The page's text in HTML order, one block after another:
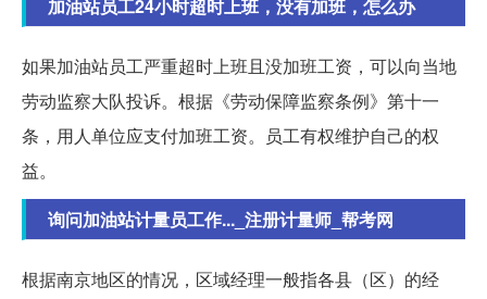
加油站员工24小时超时上班，没有加班，怎么办
如果加油站员工严重超时上班且没加班工资，可以向当地
劳动监察大队投诉。根据《劳动保障监察条例》第十一
条，用人单位应支付加班工资。员工有权维护自己的权
益。
询问加油站计量员工作..._注册计量师_帮考网
根据南京地区的情况，区域经理一般指各县（区）的经